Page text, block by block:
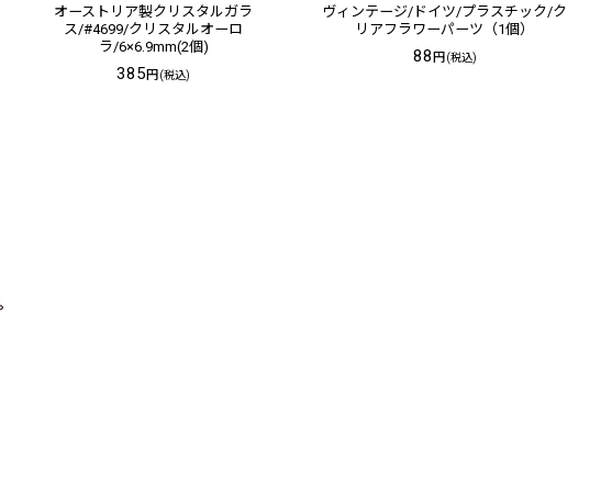
オーストリア製クリスタルガラ
ス/#4699/クリスタルオーロ
ラ/6×6.9mm(2個)
385円(税込)
ヴィンテージ/ドイツ/プラスチック/ク
リアフラワーパーツ（1個）
88円(税込)